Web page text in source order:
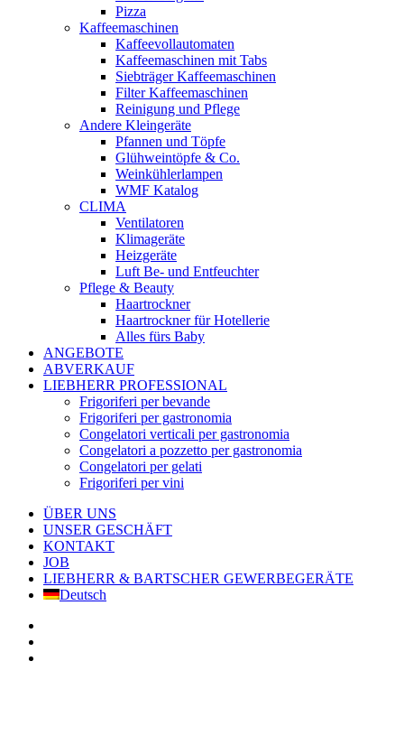
Pizza
Kaffeemaschinen
Kaffeevollautomaten
Kaffeemaschinen mit Tabs
Siebträger Kaffeemaschinen
Filter Kaffeemaschinen
Reinigung und Pflege
Andere Kleingeräte
Pfannen und Töpfe
Glühweintöpfe & Co.
Weinkühlerlampen
WMF Katalog
CLIMA
Ventilatoren
Klimageräte
Heizgeräte
Luft Be- und Entfeuchter
Pflege & Beauty
Haartrockner
Haartrockner für Hotellerie
Alles fürs Baby
ANGEBOTE
ABVERKAUF
LIEBHERR PROFESSIONAL
Frigoriferi per bevande
Frigoriferi per gastronomia
Congelatori verticali per gastronomia
Congelatori a pozzetto per gastronomia
Congelatori per gelati
Frigoriferi per vini
ÜBER UNS
UNSER GESCHÄFT
KONTAKT
JOB
LIEBHERR & BARTSCHER GEWERBEGERÄTE
Deutsch